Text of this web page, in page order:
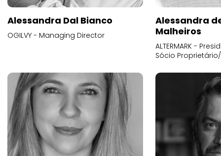
Alessandra Dal Bianco
OGILVY - Managing Director
Alessandra
Malheiros
ALTERMARK -
Sócio